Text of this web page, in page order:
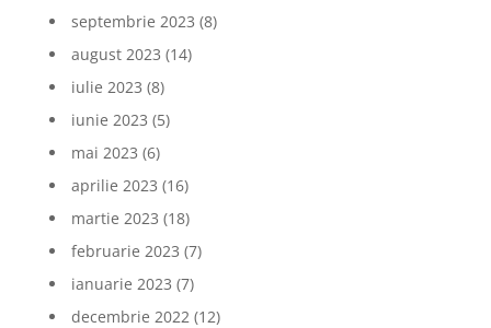
septembrie 2023 (8)
august 2023 (14)
iulie 2023 (8)
iunie 2023 (5)
mai 2023 (6)
aprilie 2023 (16)
martie 2023 (18)
februarie 2023 (7)
ianuarie 2023 (7)
decembrie 2022(12)